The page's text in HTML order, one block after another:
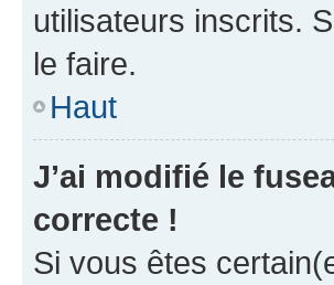
utilisateurs inscrits.
le faire.
Haut
J’ai modifié le
correcte !
Si vous êtes